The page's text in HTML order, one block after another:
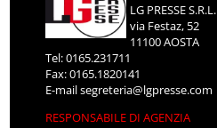
LG PRESSE S.R.L.
via Festaz, 52
11100 AOSTA
Tel: 0165.231711
Fax: 0165.1820141
E-mailsegreteria@lgpresse.com
RESPONSABILE DI AGENZIA